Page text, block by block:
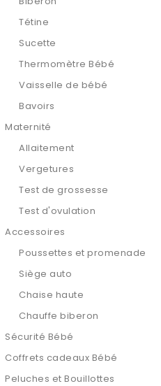
Tétine
Sucette
Thermomètre Bébé
Vaisselle de bébé
Bavoirs
Maternité
Allaitement
Vergetures
Test de grossesse
Test d'ovulation
Accessoires
Poussettes et promenade
Siège auto
Chaise haute
Chauffe biberon
Sécurité Bébé
Coffrets cadeaux Bébé
Peluches et Bouillottes